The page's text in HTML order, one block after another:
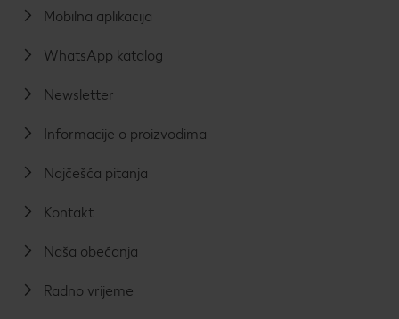
Mobilna aplikacija
WhatsApp katalog
Newsletter
Informacije o proizvodima
Najčešća pitanja
Kontakt
Naša obećanja
Radno vrijeme